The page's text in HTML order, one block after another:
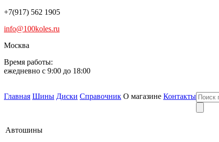
+7(917) 562 1905
info@100koles.ru
Москва
Время работы:
ежедневно с 9:00 до 18:00
Главная Шины Диски Справочник О магазине Контакты
Автошины